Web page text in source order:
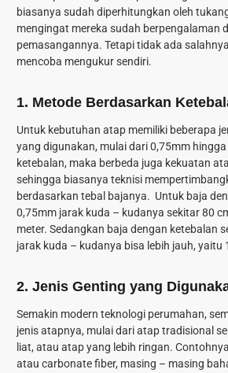
biasanya sudah diperhitungkan oleh
mengingat mereka sudah berpengalaman
pemasangannya. Tetapi tidak ada
mencoba mengukur sendiri.
1. Metode Berdasarkan
Untuk kebutuhan atap memiliki beberapa
yang digunakan, mulai dari 0,75mm
ketebalan, maka berbeda juga kekuatan
sehingga biasanya teknisi
berdasarkan tebal bajanya. Untuk baja
0,75mm jarak kuda – kudanya sekitar 80
meter. Sedangkan baja dengan ketebalan
jarak kuda – kudanya bisa lebih jauh, yaitu
2. Jenis Genting yang
Semakin modern teknologi perumahan,
jenis atapnya, mulai dari atap tradisional
liat, atau atap yang lebih ringan.
atau carbonate fiber, masing – masing